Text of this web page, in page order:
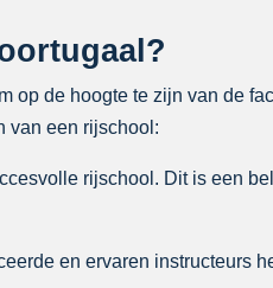
op de hoogte te zijn van de
van een rijschool:
rijschool. Dit is een
en ervaren instructeurs